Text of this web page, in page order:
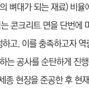
뼈대가 되는 재료) 비
콘크리트 면을 단번에
고, 이를 충족하고자
는 공사를 순탄하게 진
현장을 준공한 후 현